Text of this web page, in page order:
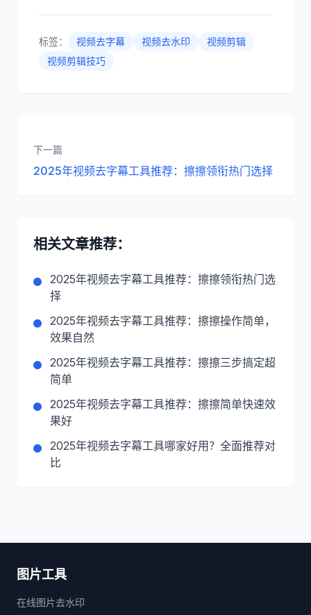
标签： 视频去字幕 视频去水印
视频剪辑
视频剪辑技巧
下一篇
2025年视频去字幕工具推荐：擦擦领衔热门选择
相关文章推荐：
2025年视频去字幕工具推荐：擦擦领衔热门选
择
2025年视频去字幕工具推荐：擦擦操作简单，
效果自然
2025年视频去字幕工具推荐：擦擦三步搞定超
简单
2025年视频去字幕工具推荐：擦擦简单快速效
果好
2025年视频去字幕工具哪家好用？全面推荐对
比
图片工具
在线图片去水印